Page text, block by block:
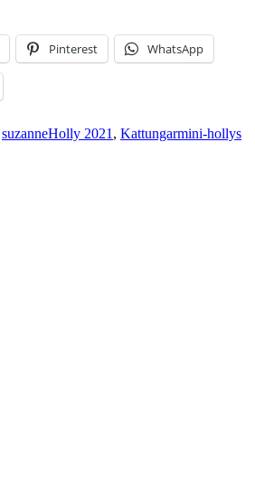
Pinterest WhatsApp
suzanneHolly 2021 , Kattungarmini-hollys